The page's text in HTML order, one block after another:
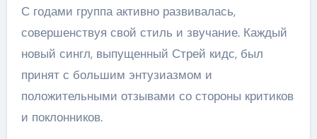
С годами группа активно развивалась,
совершенствуя свой стиль и звучание. Каждый
новый сингл, выпущенный Стрей кидс, был
принят с большим энтузиазмом и
положительными отзывами со стороны критиков
и поклонников.